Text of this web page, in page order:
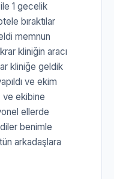
1 gecelik
bıraktılar
memnun
kliniğin aracı
kliniğe geldik
ve ekim
ve ekibine
ellerde
benimle
arkadaşlara